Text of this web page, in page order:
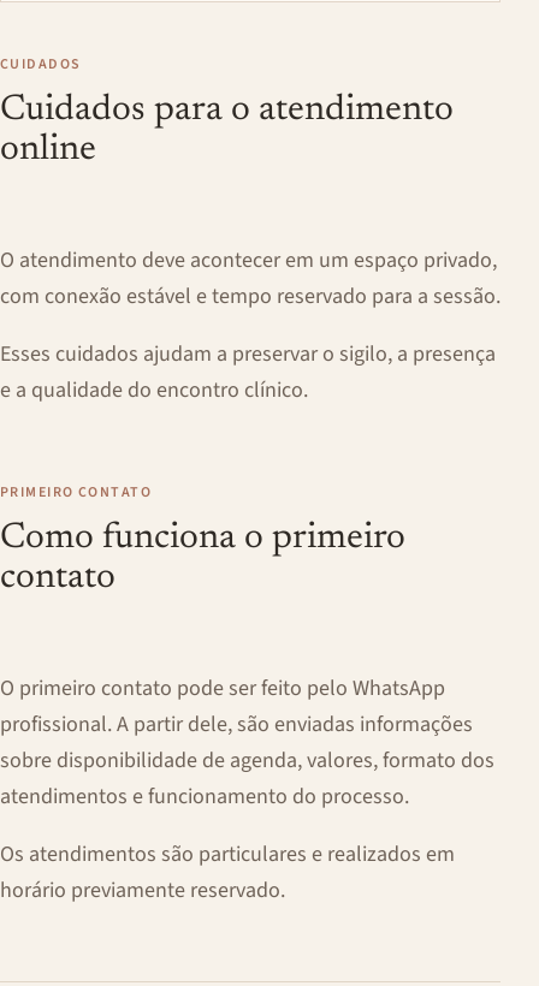
CUIDADOS
Cuidados para o atendimento
online
O atendimento deve acontecer em um espaço privado,
com conexão estável e tempo reservado para a sessão.
Esses cuidados ajudam a preservar o sigilo, a presença
e a qualidade do encontro clínico.
PRIMEIRO CONTATO
Como funciona o primeiro
contato
O primeiro contato pode ser feito pelo WhatsApp
profissional. A partir dele, são enviadas informações
sobre disponibilidade de agenda, valores, formato dos
atendimentos e funcionamento do processo.
Os atendimentos são particulares e realizados em
horário previamente reservado.